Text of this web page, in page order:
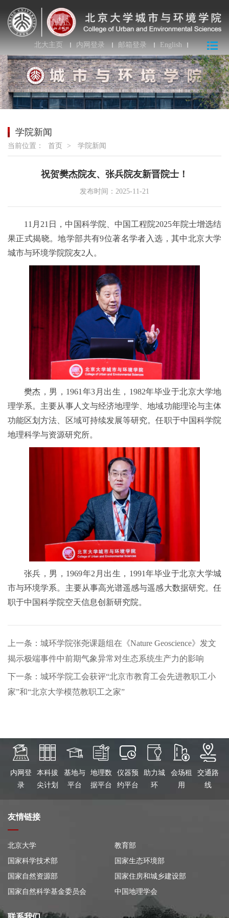
北大主页 内网登录 邮箱登录 English
学院新闻
当前位置： 首页 > 学院新闻
祝贺樊杰院友、张兵院友新晋院士！
发布时间：2025-11-21
11月21日，中国科学院、中国工程院2025年院士增选结
果正式揭晓。地学部共有9位著名学者入选，其中北京大学
城市与环境学院院友2人。
樊杰，男，1961年3月出生，1982年毕业于北京大学地
理学系。主要从事人文与经济地理学、地域功能理论与主体
功能区划方法、区域可持续发展等研究。任职于中国科学院
地理科学与资源研究所。
张兵，男，1969年2月出生，1991年毕业于北京大学城
市与环境学系。主要从事高光谱遥感与遥感大数据研究。任
职于中国科学院空天信息创新研究院。
上一条：城环学院张尧课题组在《Nature Geoscience》发文
揭示极端事件中前期气象异常对生态系统生产力的影响
下一条：城环学院工会获评“北京市教育工会先进教职工小
家”和“北京大学模范教职工之家”
内网登
录
本科拔
尖计划
基地与
平台
地理数
据平台
仪器预
约平台
助力城
环
会场租
用
交通路
线
友情链接
北京大学
教育部
国家科学技术部
国家生态环境部
国家自然资源部
国家住房和城乡建设部
国家自然科学基金委员会
中国地理学会